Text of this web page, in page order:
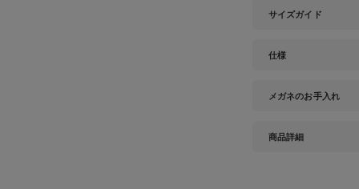
サイズガイド
仕様
メガネのお手入れ
商品詳細